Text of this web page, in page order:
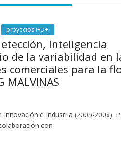
proyectos I+D+i
Inteligencia
de la variabilidad en
comerciales para la
MALVINAS
e Industria (2005-2008).
con